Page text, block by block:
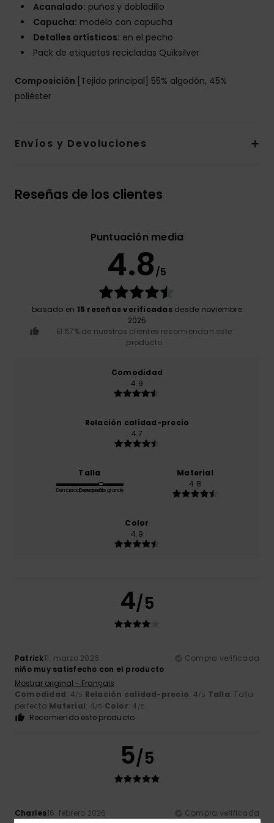
Acanalado: puños y dobladillo
Capucha: modelo con capucha
Detalles artísticos: en el pecho
Pack de etiquetas recicladas Quiksilver
Composición [Tejido principal] 55% algodón, 45%
poliéster
Envíos y Devoluciones
Reseñas de los clientes
Puntuación media
4.8/5
basado en 15 reseñas verificadasdesde noviembre
2025
El 67% de nuestros clientes recomiendan este
producto
Comodidad
4.9
Relación calidad-precio
4.7
Talla
Demasiado pequeño
Demasiado grande
Material
4.8
Color
4.9
4/5
Patrick11. marzo 2026
Compra verificada
niño muy satisfecho con el producto
Mostrar original - Français
Comodidad: 4/5 Relación calidad-precio: 4/5 Talla: Talla
perfecta Material: 4/5 Color: 4 /5
Recomiendo este producto
5/5
Charles16. febrero 2026
Compra verificada